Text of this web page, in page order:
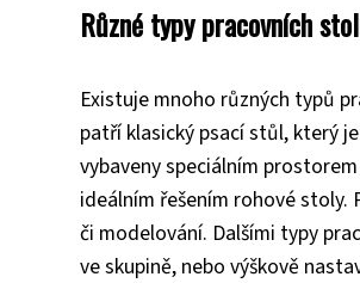
Různé typy pracovních
Existuje mnoho různých typů
patří klasický psací stůl, který
vybaveny speciálním
ideálním řešením rohové
či modelování. Dalšími typy
ve skupině, nebo výškově